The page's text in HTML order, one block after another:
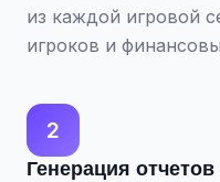
из каждой игровой
игроков и
2
Генерация отчетов